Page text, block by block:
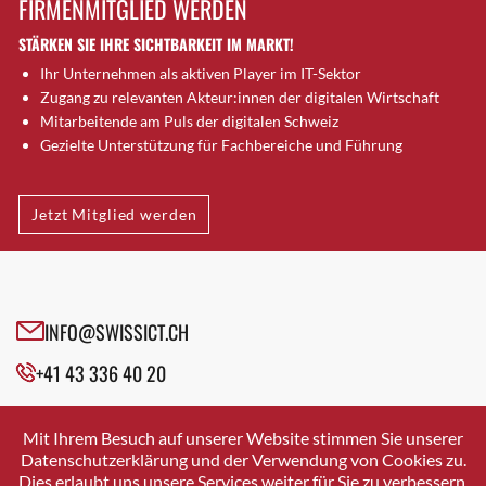
Brugg AG
Brütten
Bubendorf
Bubikon
Buchs (SG)
Bäretswil
Bülach
Cazis
Crissier
Davos Platz
Dierikon
Dietikon
FIRMENMITGLIED WERDEN
STÄRKEN SIE IHRE SICHTBARKEIT IM MARKT!
Ihr Unternehmen als aktiven Player im IT-Sektor
Zugang zu relevanten Akteur:innen der digitalen Wirtschaft
Mitarbeitende am Puls der digitalen Schweiz
Gezielte Unterstützung für Fachbereiche und Führung
Jetzt Mitglied werden
INFO@SWISSICT.CH
+41 43 336 40 20
SWISSICT
VULKANSTRASSE 120
8048 ZURICH
Mit Ihrem Besuch auf unserer Website stimmen Sie unserer
Datenschutzerklärung und der Verwendung von Cookies zu.
Dies erlaubt uns unsere Services weiter für Sie zu verbessern.